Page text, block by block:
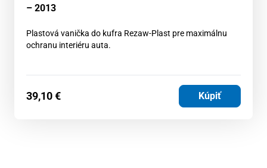
– 2013
Plastová vanička do kufra Rezaw-Plast pre maximálnu
ochranu interiéru auta.
39,10€ Kúpiť